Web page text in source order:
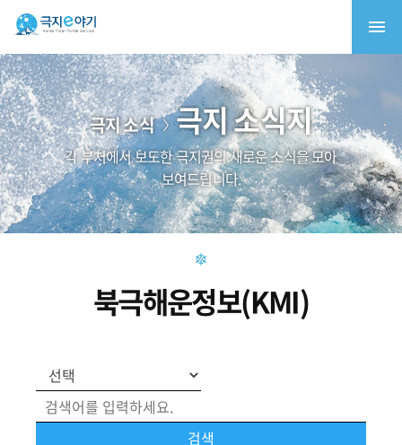
극지 소식 극지 소식지
각 부처에서 보도한 극지권의 새로운 소식을 모아
보여드립니다.
북극해운정보(KMI)